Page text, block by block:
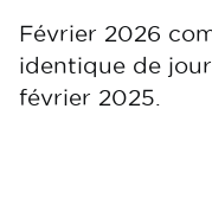
Février 2026
identique de
février 2025.